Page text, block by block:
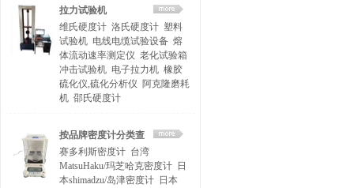
拉力试验机
维氏硬度计 洛氏硬度计 塑料
试验机 电线电缆试验设备 熔
体流动速率测定仪 老化试验箱
冲击试验机 电子拉力机 橡胶
硫化仪,硫化分析仪 阿克隆磨耗
机 邵氏硬度计
按品牌密度计分类查
找
赛多利斯密度计 台湾
MatsuHaku/玛芝哈克密度计 日
本shimadzu/岛津密度计 日本